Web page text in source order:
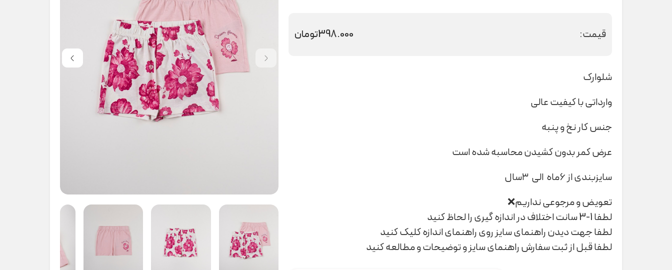
قیمت: 398.000تومان
شلوارک
وارداتی با کیفیت عالی
جنس کار نخ و پنبه
عرض کمر بدون کشیدن محاسبه شده است
سایزبندی از ۶ماه الی ۳سال
تعویض و مرجوعی نداریم❌
لطفا 1-3 سانت اختلاف در اندازه گیری را لحاظ کنید
لطفا جهت دیدن راهنمای سایز روی راهنمای اندازه کلیک کنید
لطفا قبل از ثبت سفارش راهنمای سایز و توضیحات و مطالعه کنید